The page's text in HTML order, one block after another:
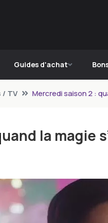
Guides d'achat
/ TV Mercredi saison 2 :
la magie